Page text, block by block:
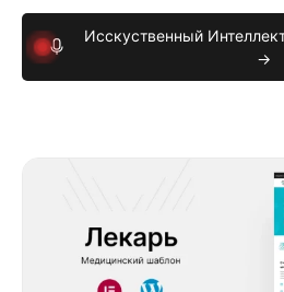
Исскуственный
→